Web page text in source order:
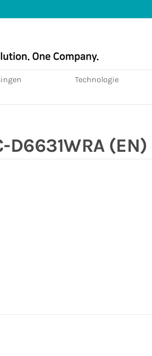
Technologie
D6631WRA (EN)